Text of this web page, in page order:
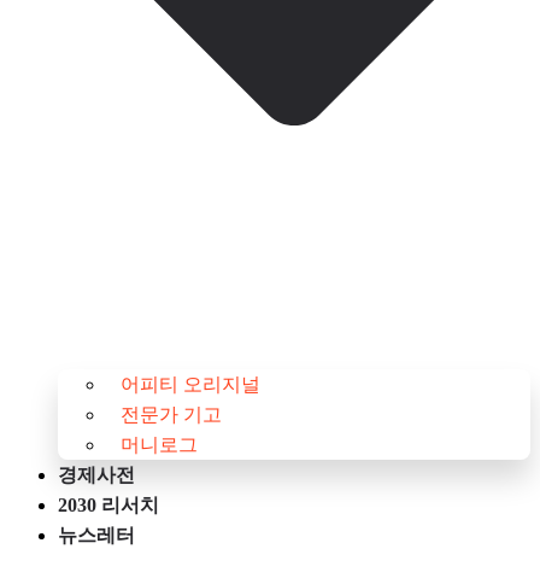
어피티 오리지널
전문가 기고
머니로그
경제사전
2030 리서치
뉴스레터